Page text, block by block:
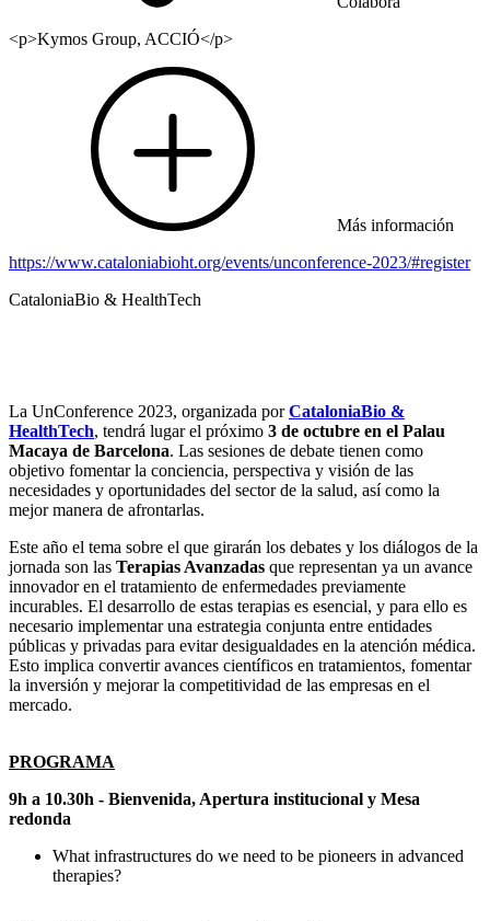
<p>Kymos Group, ACCIÓ</p>
Más información
https://www.cataloniabioht.org/events/unconference-2023/#register
CataloniaBio & HealthTech
La UnConference 2023, organizada porCataloniaBio &
HealthTech, tendrá lugar el próximo 3 de octubre en el Palau
Macaya de Barcelona. Las sesiones de debate tienen como
objetivo fomentar la conciencia, perspectiva y visión de las
necesidades y oportunidades del sector de la salud, así como la
mejor manera de afrontarlas.
Este año el tema sobre el que girarán los debates y los diálogos de la
jornada son las Terapias Avanzadas que representan ya un avance
innovador en el tratamiento de enfermedades previamente
incurables. El desarrollo de estas terapias es esencial, y para ello es
necesario implementar una estrategia conjunta entre entidades
públicas y privadas para evitar desigualdades en la atención médica.
Esto implica convertir avances científicos en tratamientos, fomentar
la inversión y mejorar la competitividad de las empresas en el
mercado.
PROGRAMA
9h a 10.30h - Bienvenida, Apertura institucional y Mesa
redonda
What infrastructures do we need to be pioneers in advanced
therapies?